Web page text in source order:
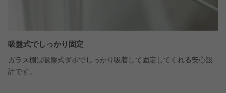
吸盤式でしっかり固定
ガラス棚は吸盤式ダボでしっかり吸着して固定してくれる安心設
計です。